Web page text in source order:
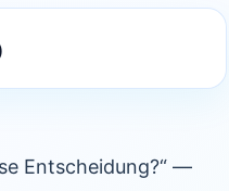
Entscheidung?“ —